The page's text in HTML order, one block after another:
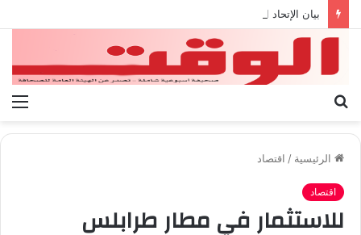
بيان الإتحاد الوطنى العام لعمال ليبيا
الرئيسية / اقتصاد
اقتصاد
للاستثمار في مطار طرابلس